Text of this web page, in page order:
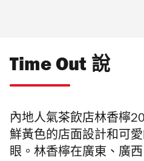
Time Out 說
內地人氣茶飲店林香檸
鮮黃色的店面設計和可
眼。林香檸在廣東、廣